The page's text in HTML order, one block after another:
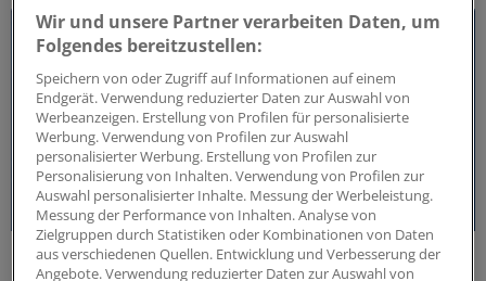
50 Jahre Jung-Preis
Wir und unsere Partner verarbeiten Daten, um
Folgendes bereitzustellen:
Speichern von oder Zugriff auf Informationen auf einem
Endgerät. Verwendung reduzierter Daten zur Auswahl von
Werbeanzeigen. Erstellung von Profilen für personalisierte
Werbung. Verwendung von Profilen zur Auswahl
personalisierter Werbung. Erstellung von Profilen zur
Personalisierung von Inhalten. Verwendung von Profilen zur
Auswahl personalisierter Inhalte. Messung der Werbeleistung.
Messung der Performance von Inhalten. Analyse von
Zielgruppen durch Statistiken oder Kombinationen von Daten
aus verschiedenen Quellen. Entwicklung und Verbesserung der
Angebote. Verwendung reduzierter Daten zur Auswahl von